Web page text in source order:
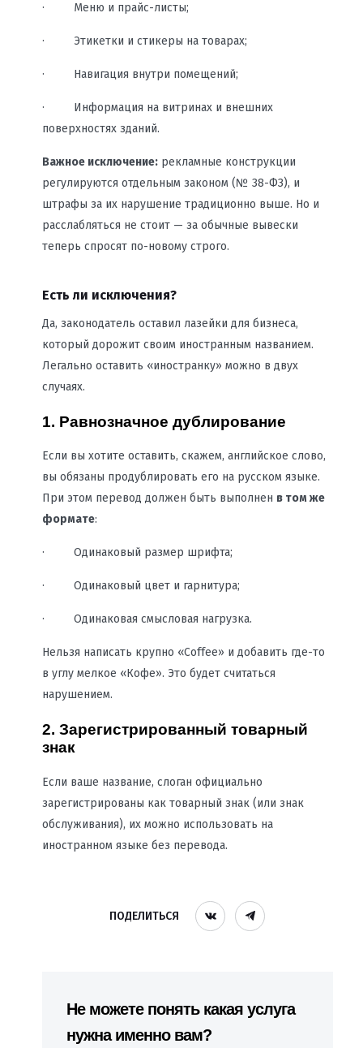
· Меню и прайс-листы;
· Этикетки и стикеры на товарах;
· Навигация внутри помещений;
· Информация на витринах и внешних
поверхностях зданий.
Важное исключение:рекламные конструкции
регулируются отдельным законом (№ 38-ФЗ), и
штрафы за их нарушение традиционно выше. Но и
расслабляться не стоит — за обычные вывески
теперь спросят по-новому строго.
Есть ли исключения?
Да, законодатель оставил лазейки для бизнеса,
который дорожит своим иностранным названием.
Легально оставить «иностранку» можно в двух
случаях.
1. Равнозначное дублирование
Если вы хотите оставить, скажем, английское слово,
вы обязаны продублировать его на русском языке.
При этом перевод должен быть выполнен в том же
формате:
· Одинаковый размер шрифта;
· Одинаковый цвет и гарнитура;
· Одинаковая смысловая нагрузка.
Нельзя написать крупно «Coffee» и добавить где-то
в углу мелкое «Кофе». Это будет считаться
нарушением.
2. Зарегистрированный товарный
знак
Если ваше название, слоган официально
зарегистрированы как товарный знак (или знак
обслуживания), их можно использовать на
иностранном языке без перевода.
ПОДЕЛИТЬСЯ
Не можете понять какая услуга
нужна именно вам?